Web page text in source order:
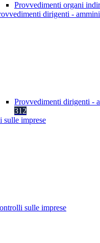
Provvedimenti organi
dirigenti -
Provvedimenti dirigenti -
312
sulle imprese
sulle imprese